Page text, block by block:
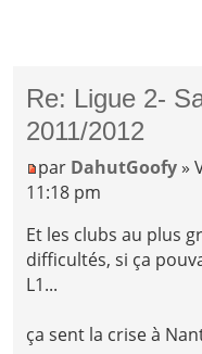
Re: Ligue 2-
2011/2012
par DahutGoofy »
11:18 pm
Et les clubs au plus
difficultés, si ça
L1...
ça sent la crise à